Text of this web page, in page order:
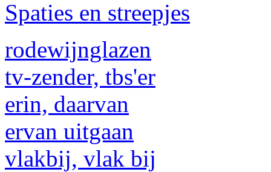
Spaties en streepjes
rodewijnglazen
tv-zender, tbs'er
erin, daarvan
ervan uitgaan
vlakbij, vlak bij